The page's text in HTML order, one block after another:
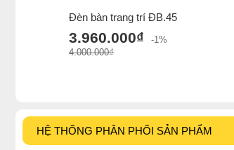
Đèn bàn trang trí ĐB.45
3.960.000₫
-1%
4.000.000₫
HỆ THỐNG PHÂN PHỐI SẢN PHẨM